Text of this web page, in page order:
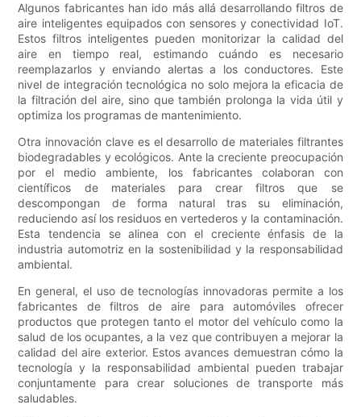
Algunos fabricantes han ido más allá desarrollando filtros de
aire inteligentes equipados con sensores y conectividad IoT.
Estos filtros inteligentes pueden monitorizar la calidad del
aire en tiempo real, estimando cuándo es necesario
reemplazarlos y enviando alertas a los conductores. Este
nivel de integración tecnológica no solo mejora la eficacia de
la filtración del aire, sino que también prolonga la vida útil y
optimiza los programas de mantenimiento.
Otra innovación clave es el desarrollo de materiales filtrantes
biodegradables y ecológicos. Ante la creciente preocupación
por el medio ambiente, los fabricantes colaboran con
científicos de materiales para crear filtros que se
descompongan de forma natural tras su eliminación,
reduciendo así los residuos en vertederos y la contaminación.
Esta tendencia se alinea con el creciente énfasis de la
industria automotriz en la sostenibilidad y la responsabilidad
ambiental.
En general, el uso de tecnologías innovadoras permite a los
fabricantes de filtros de aire para automóviles ofrecer
productos que protegen tanto el motor del vehículo como la
salud de los ocupantes, a la vez que contribuyen a mejorar la
calidad del aire exterior. Estos avances demuestran cómo la
tecnología y la responsabilidad ambiental pueden trabajar
conjuntamente para crear soluciones de transporte más
saludables.